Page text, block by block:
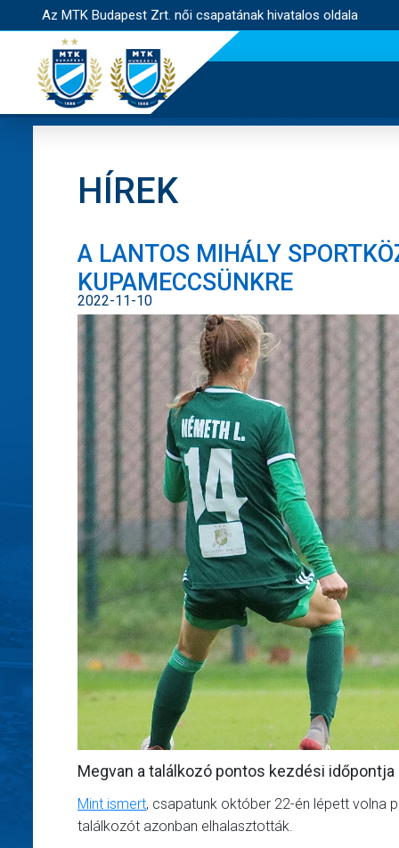
Az MTK Budapest Zrt. női csapatának hivatalos oldala
HÍREK
A LANTOS MIHÁLY
KUPAMECCSÜNKRE
2022-11-10
Megvan a találkozó pontos kezdési időpontja
Mint ismert, csapatunk október 22-én lépett volna
találkozót azonban elhalasztották.